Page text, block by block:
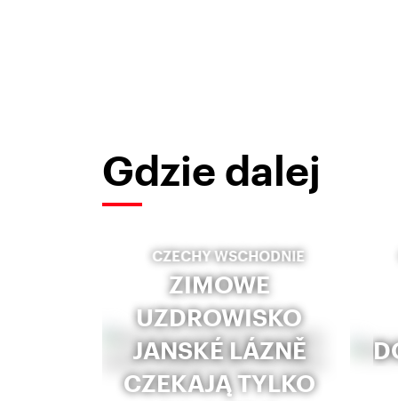
Gdzie dalej
CZECHY WSCHODNIE
ZIMOWE
UZDROWISKO
JANSKÉ LÁZNĚ
CZEKAJĄ TYLKO